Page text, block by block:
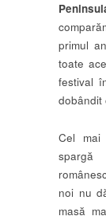
primul
toate
festival
dobândit
Cel mai
spargă
noi nu
masă